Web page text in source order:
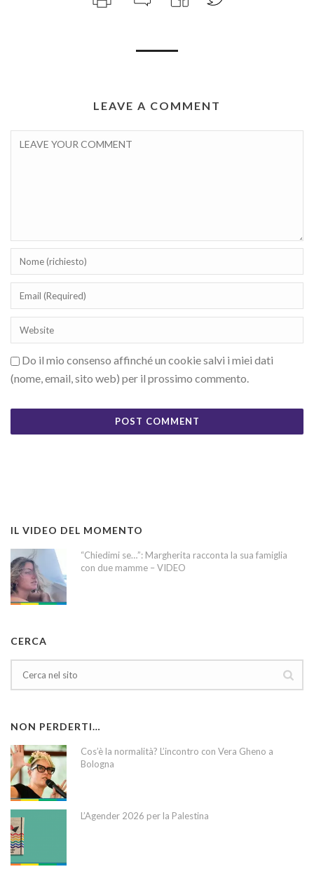
LEAVE A COMMENT
Do il mio consenso affinché un cookie salvi i miei dati
(nome, email, sito web) per il prossimo commento.
IL VIDEO DEL MOMENTO
“Chiedimi se…”: Margherita racconta la sua famiglia
con due mamme – VIDEO
CERCA
NON PERDERTI…
Cos’è la normalità? L’incontro con Vera Gheno a
Bologna
L’Agender 2026 per la Palestina